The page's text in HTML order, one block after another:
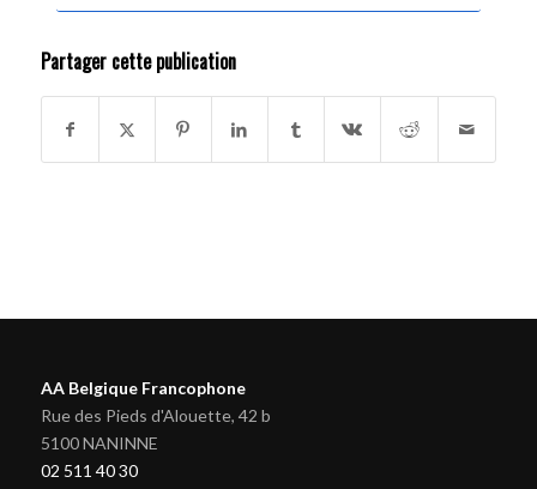
Partager cette publication
AA Belgique Francophone
Rue des Pieds d'Alouette, 42 b
5100 NANINNE
02 511 40 30